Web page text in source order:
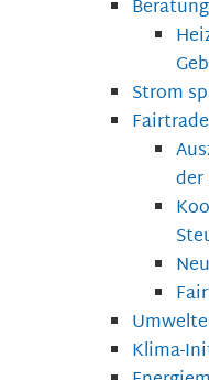
Beratung
Strom
der
Klima-